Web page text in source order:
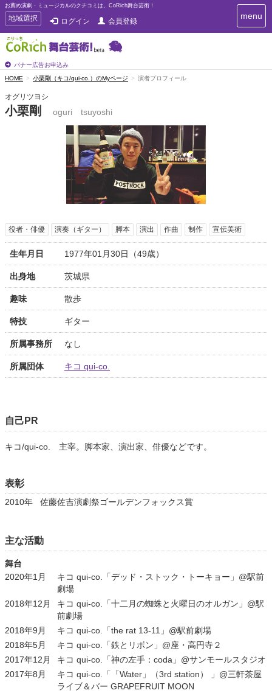
お薦め演劇・ミュージカルのクチコミは、CoRich舞台芸術！
T
o
g
g
e
n
v
i
地域選択 ログイン 会員登録
バナー広告お申込み
T
o
menu
HOME 小栗剛（キコ/qui-co.）のMyページ 演者プロフィール
オグリツヨシ
小栗剛 oguri tsuyoshi
役者・俳優 演奏（ギター） 脚本 演出 作曲 制作 宣伝美術
生年月日 1977年01月30日（49歳）
出身地 茨城県
趣味 散歩
特技 ギター
所属事務所 なし
所属団体 キコ qui-co.
自己PR
キコ/qui-co. 主宰。脚本家、演出家、俳優などです。
表彰
2010年 佐藤佐吉演劇祭ゴールデンフォックス賞
主な活動
舞台
2020年1月
キコ qui-co.「デッド・ストック・トーキョー」@駅前
劇場
2018年12月
キコ qui-co.「十二月の蜘蛛と火曜日のオルガン」@駅
前劇場
2018年9月
キコ qui-co.「the rat 13-11」@駅前劇場
2018年5月
キコ qui-co.「鉄とリボン」@座・高円寺２
2017年12月
キコ qui-co.「神の左手：coda」@サンモールスタジオ
2017年8月
キコ qui-co.「「Water」（3rd station） 」@三軒茶屋
ライブ＆バー GRAPEFRUIT MOON